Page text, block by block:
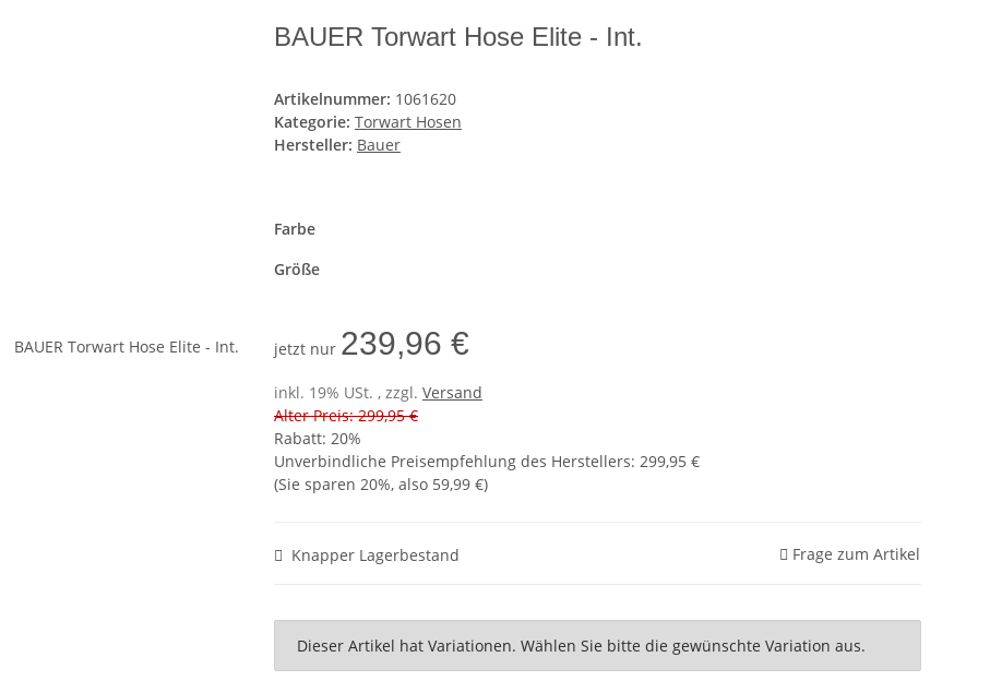
BAUER Torwart Hose Elite - Int.
Artikelnummer: 1061620
Kategorie: Torwart Hosen
Hersteller: Bauer
Farbe
Größe
jetzt nur 239,96 €
inkl. 19% USt. , zzgl. Versand
Alter Preis: 299,95 €
Rabatt: 20%
Unverbindliche Preisempfehlung des Herstellers: 299,95 €
(Sie sparen 20%, also 59,99 €)
Knapper Lagerbestand Frage zum Artikel
x
Dieser Artikel hat Variationen. Wählen Sie bitte die gewünschte Variation aus.